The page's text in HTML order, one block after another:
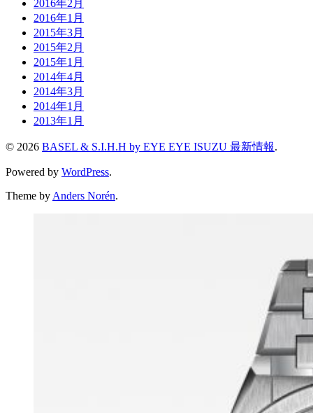
2016年2月
2016年1月
2015年3月
2015年2月
2015年1月
2014年4月
2014年3月
2014年1月
2013年1月
© 2026 BASEL & S.I.H.H by EYE EYE ISUZU 最新情報.
Powered by WordPress.
Theme by Anders Norén.